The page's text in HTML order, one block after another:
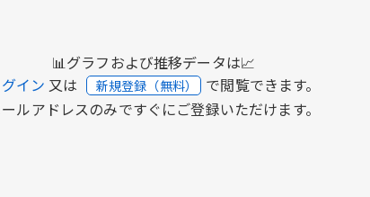
📊グラフおよび推移データは📈
イン 又は 新規登録（無料） で閲覧できます。
ールアドレスのみですぐにご登録いただけます。